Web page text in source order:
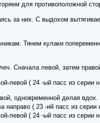
для противоположной
за них. С выдохом
Тянем кулаки
Сначала левой, затем
левой ( 24 -ый пасс из серии
одновременной делая
направо ( 23 -ий пасс из серии
левой ( 24 -ый пасс из серии